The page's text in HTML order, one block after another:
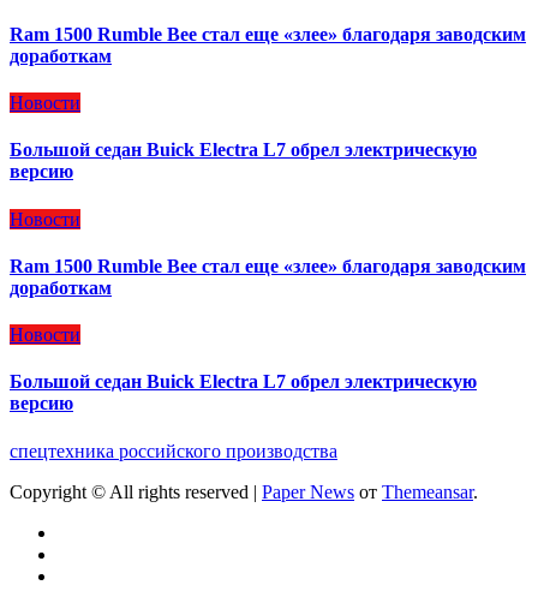
Ram 1500 Rumble Bee стал еще «злее» благодаря заводским
доработкам
Новости
Большой седан Buick Electra L7 обрел электрическую
версию
Новости
Ram 1500 Rumble Bee стал еще «злее» благодаря заводским
доработкам
Новости
Большой седан Buick Electra L7 обрел электрическую
версию
спецтехника российского производства
Copyright © All rights reserved | Paper News от Themeansar.